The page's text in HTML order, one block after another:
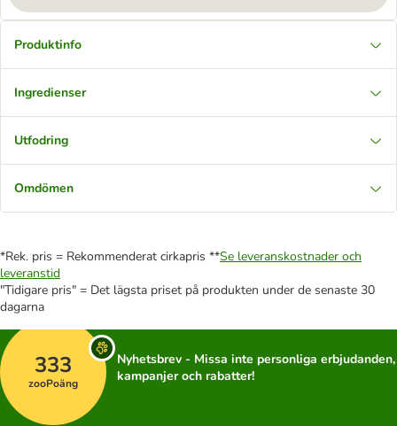
Produktinfo
Ingredienser
Utfodring
Omdömen
*Rek. pris = Rekommenderat cirkapris **Se leveranskostnader och
leveranstid
"Tidigare pris" = Det lägsta priset på produkten under de senaste 30
dagarna
333
zooPoäng
Nyhetsbrev - Missa inte personliga erbjudanden,
kampanjer och rabatter!